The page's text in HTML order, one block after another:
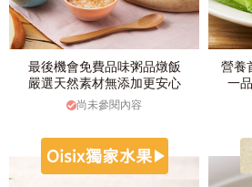
最後機會免費品味粥品燉飯
嚴選天然素材無添加更安心
尚未參閱內容
營養
一